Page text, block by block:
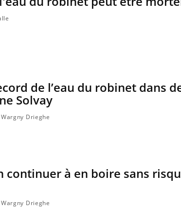
de l’eau du robinet dans
Solvay
Drieghe
continuer à en boire sans
Drieghe
ce qui la rend patients comme parfois chez